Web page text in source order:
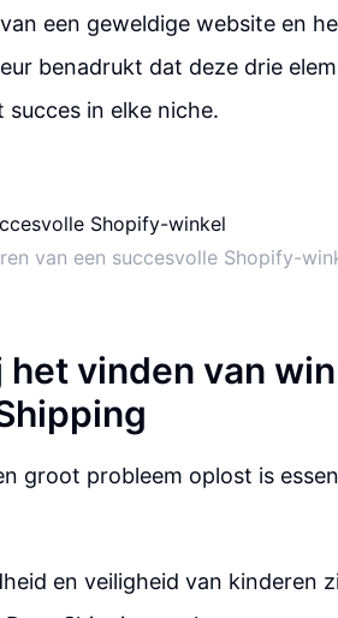
een geweldige website en
benadrukt dat deze drie
in elke niche.
van een succesvolle Shopify-
vinden van
groot probleem oplost is
en veiligheid van kinderen